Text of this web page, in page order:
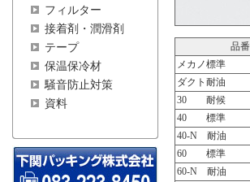
フィルター
接着剤・潤滑剤
テープ
保温保冷材
騒音防止対策
資料
品番
メカノ標準
ダクト耐油
30 耐候
40 標準
40-N 耐油
60 標準
60-N 耐油